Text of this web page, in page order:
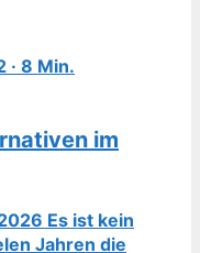
· 8 Min.
im
Es ist kein
Jahren die